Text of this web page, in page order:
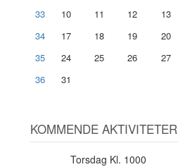
33
10 11 12 13
34
17 18 19 20
35
24 25 26 27
36
31
KOMMENDE AKTIVITETER
Torsdag Kl. 1000